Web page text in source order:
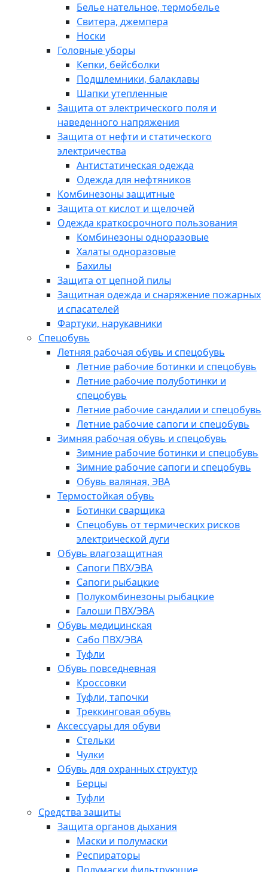
Белье нательное, термобелье
Свитера, джемпера
Носки
Головные уборы
Кепки, бейсболки
Подшлемники, балаклавы
Шапки утепленные
Защита от электрического поля и
наведенного напряжения
Защита от нефти и статического
электричества
Антистатическая одежда
Одежда для нефтяников
Комбинезоны защитные
Защита от кислот и щелочей
Одежда краткосрочного пользования
Комбинезоны одноразовые
Халаты одноразовые
Бахилы
Защита от цепной пилы
Защитная одежда и снаряжение пожарных
и спасателей
Фартуки, нарукавники
Спецобувь
Летняя рабочая обувь и спецобувь
Летние рабочие ботинки и спецобувь
Летние рабочие полуботинки и
спецобувь
Летние рабочие сандалии и спецобувь
Летние рабочие сапоги и спецобувь
Зимняя рабочая обувь и спецобувь
Зимние рабочие ботинки и спецобувь
Зимние рабочие сапоги и спецобувь
Обувь валяная, ЭВА
Термостойкая обувь
Ботинки сварщика
Спецобувь от термических рисков
электрической дуги
Обувь влагозащитная
Сапоги ПВХ/ЭВА
Сапоги рыбацкие
Полукомбинезоны рыбацкие
Галоши ПВХ/ЭВА
Обувь медицинская
Сабо ПВХ/ЭВА
Туфли
Обувь повседневная
Кроссовки
Туфли, тапочки
Треккинговая обувь
Аксессуары для обуви
Стельки
Чулки
Обувь для охранных структур
Берцы
Туфли
Средства защиты
Защита органов дыхания
Маски и полумаски
Респираторы